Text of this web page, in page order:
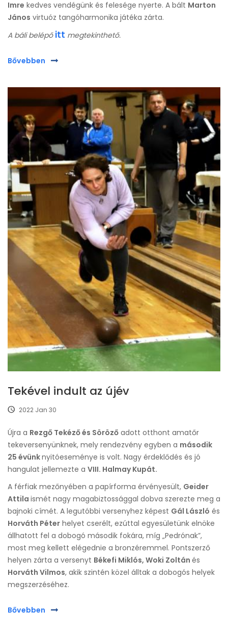
Imre kedves vendégünk és felesége nyerte. A bált Marton
János virtuóz tangóharmonika játéka zárta.
A báli belépő itt megtekinthető.
Bővebben
Tekével indult az újév
2022 Jan 30
Újra a Rezgő Tekéző és Söröző adott otthont amatőr
tekeversenyünknek, mely rendezvény egyben a második
25 évünknyitóeseménye is volt. Nagy érdeklődés és jó
hangulat jellemezte a VIII. Halmay Kupát.
A férfiak mezőnyében a papírforma érvényesült, Geider
Attila ismét nagy magabiztossággal dobva szerezte meg a
bajnoki címét. A legutóbbi versenyhez képest Gál László és
Horváth Péter helyet cserélt, ezúttal egyesületünk elnöke
állhatott fel a dobogó második fokára, míg „Pedrónak”,
most meg kellett elégednie a bronzéremmel. Pontszerző
helyen zárta a versenyt Békefi Miklós, Woki Zoltán és
Horváth Vilmos, akik szintén közel álltak a dobogós helyek
megszerzéséhez.
Bővebben